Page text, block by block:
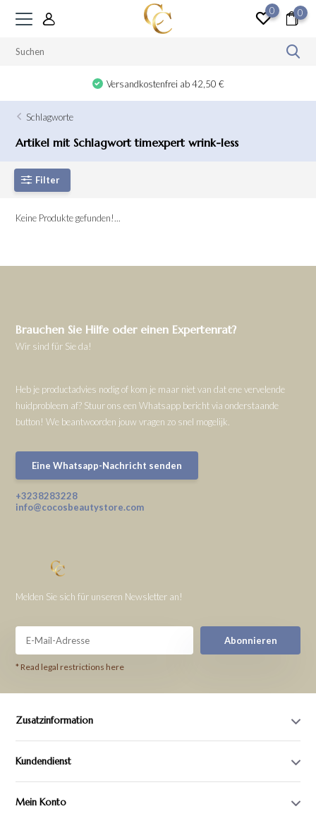
0 0
Versandkostenfrei ab 42,50 €
Schlagworte
Artikel mit Schlagwort timexpert wrink-less
Filter
Keine Produkte gefunden!...
Brauchen Sie Hilfe oder einen Expertenrat?
Wir sind für Sie da!
Heb je productadvies nodig of kom je maar niet van dat ene vervelende
huidprobleem af? Stuur ons een Whatsapp bericht via onderstaande
button! We beantwoorden jouw vragen zo snel mogelijk.
Eine Whatsapp-Nachricht senden
+3238283228
info@cocosbeautystore.com
Melden Sie sich für unseren Newsletter an!
Abonnieren
* Read legal restrictions here
Zusatzinformation
Kundendienst
Mein Konto